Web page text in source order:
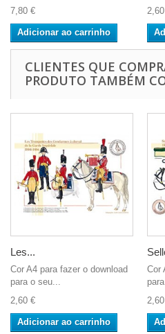
7,80 €
Adicionar ao carrinho
CLIENTES QUE
PRODUTO TAMBÉM
Les...
Cor A4 para fazer o download
para o seu...
2,60 €
Adicionar ao carrinho
Cor